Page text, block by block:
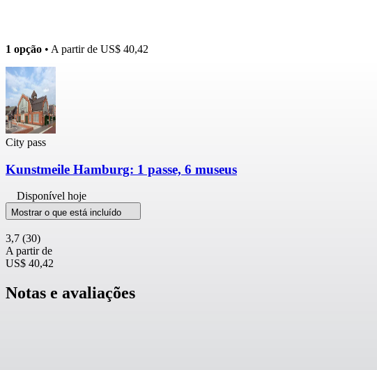
1 opção • A partir de US$ 40,42
City pass
Kunstmeile Hamburg: 1 passe, 6 museus
Disponível hoje
Mostrar o que está incluído
3,7 (30)
A partir de
US$ 40,42
Notas e avaliações